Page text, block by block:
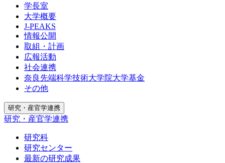
学長室
大学概要
J-PEAKS
情報公開
取組・計画
広報活動
社会連携
奈良先端科学技術大学院大学基金
その他
研究・産官学連携
研究・産官学連携
研究科
研究センター
最新の研究成果